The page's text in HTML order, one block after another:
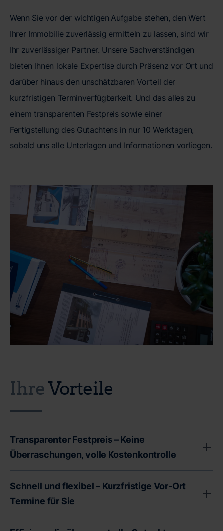
Wenn Sie vor der wichtigen Aufgabe stehen, den Wert
Ihrer Immobilie zuverlässig ermitteln zu lassen, sind wir
Ihr zuverlässiger Partner. Unsere Sachverständigen
bieten Ihnen lokale Expertise durch Präsenz vor Ort und
darüber hinaus den unschätzbaren Vorteil der
kurzfristigen Terminverfügbarkeit. Und das alles zu
einem transparenten Festpreis sowie einer
Fertigstellung des Gutachtens in nur 10 Werktagen,
sobald uns alle Unterlagen und Informationen vorliegen.
IhreVorteile
Transparenter Festpreis – Keine
Überraschungen, volle Kostenkontrolle
Kostenkontrolle - ohne versteckte Gebühren oder
unerwartete Zusatzkosten. Als Immobilienbesitzer
stehen Sie oft vor wichtigen finanziellen
Schnell und flexibel – Kurzfristige Vor-Ort
Termine für Sie